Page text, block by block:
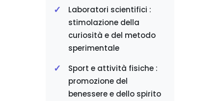
Laboratori scientifici :
stimolazione della
curiosità e del metodo
sperimentale
Sport e attività fisiche :
promozione del
benessere e dello spirito